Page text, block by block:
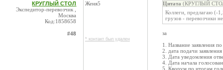
КРУГЛЫЙ СТОЛ
Экспедитор-перевозчик ,
Москва
Код:1858658
#48
Женя5
* контакт был удален
Цитата (КРУГЛЫЙ
Коллеги, предлагаю (-
грузов - перевозчики
за
1. Название заявления
2. дата подачи
3. Дата уведомления
4. Дата начала
5. Кворум по итогам